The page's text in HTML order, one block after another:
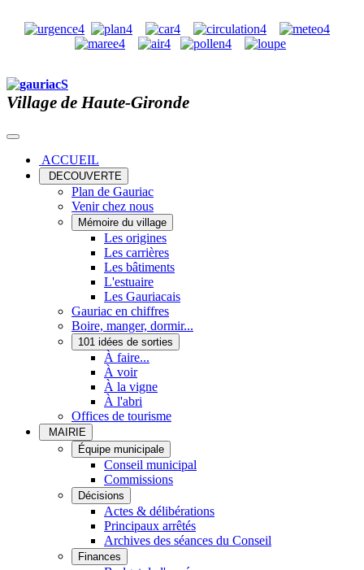
Village de Haute-Gironde
ACCUEIL
DECOUVERTE
Plan de Gauriac
Venir chez nous
Mémoire du village
Les origines
Les carrières
Les bâtiments
L'estuaire
Les Gauriacais
Gauriac en chiffres
Boire, manger, dormir...
101 idées de sorties
À faire...
À voir
À la vigne
À l'abri
Offices de tourisme
MAIRIE
Équipe municipale
Conseil municipal
Commissions
Décisions
Actes & délibérations
Principaux arrêtés
Archives des séances du Conseil
Finances